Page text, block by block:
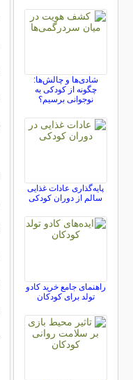
شادی‌ها و چالش‌ها:
چگونه از کودکی به
نوجوانی برسیم؟
پایه‌گذاری عادات غذایی
سالم از دوران کودکی
راهنمای جامع خرید کادو
تولد برای کودکان